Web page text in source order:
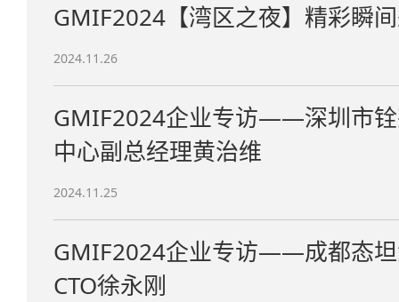
GMIF2024【湾区之夜】精彩瞬
2024.11.26
GMIF2024企业专访——深圳市
中心副总经理黄治维
2024.11.25
GMIF2024企业专访——成都态
CTO徐永刚